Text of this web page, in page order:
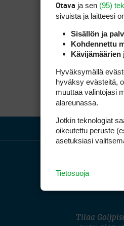
Tilaa
Otava ja sen (95)
sivuista ja laitteesi
Sisällön ja
Kohdennettu
Kävijämäärien
Hyväksymällä
hyväksy evästeitä,
muuttaa valintojasi
alareunassa.
Jotkin teknologiat
oikeutettu peruste
asetuksiasi
Tietosuoja